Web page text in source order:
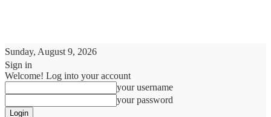
Sunday, August 9, 2026
Sign in
Welcome! Log into your account
your username
your password